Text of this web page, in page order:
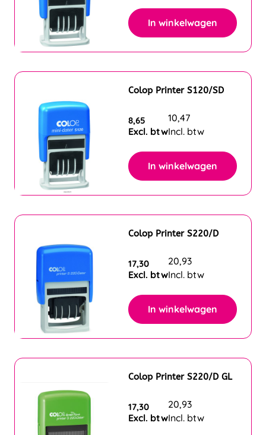
In winkelwagen
Colop Printer S120/SD
8,65
Excl. btw
10,47
Incl. btw
In winkelwagen
Colop Printer S220/D
17,30
Excl. btw
20,93
Incl. btw
In winkelwagen
Colop Printer S220/D GL
17,30
Excl. btw
20,93
Incl. btw